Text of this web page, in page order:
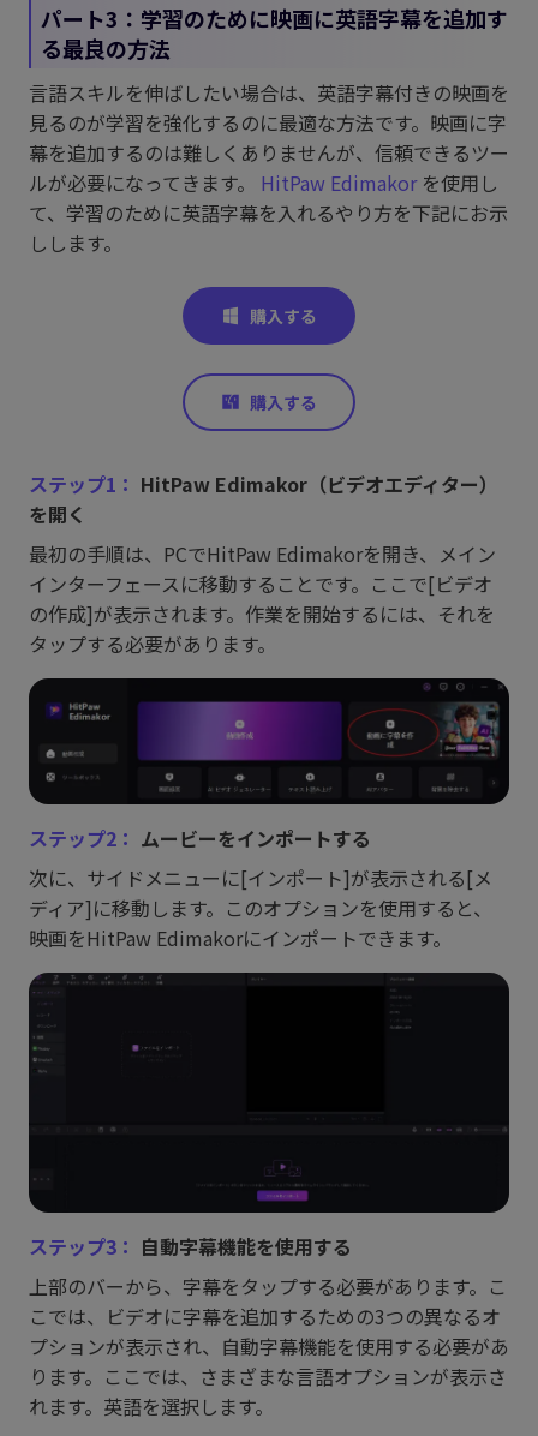
パート3：学習のために映画に英語字幕を追加す
る最良の方法
言語スキルを伸ばしたい場合は、英語字幕付きの映画を
見るのが学習を強化するのに最適な方法です。映画に字
幕を追加するのは難しくありませんが、信頼できるツー
ルが必要になってきます。 HitPaw Edimakor を使用し
て、学習のために英語字幕を入れるやり方を下記にお示
しします。
ステップ1： HitPaw Edimakor（ビデオエディター）
を開く
最初の手順は、PCでHitPaw Edimakorを開き、メイン
インターフェースに移動することです。ここで[ビデオ
の作成]が表示されます。作業を開始するには、それを
タップする必要があります。
ステップ2： ムービーをインポートする
次に、サイドメニューに[インポート]が表示される[メ
ディア]に移動します。このオプションを使用すると、
映画をHitPaw Edimakorにインポートできます。
ステップ3： 自動字幕機能を使用する
上部のバーから、字幕をタップする必要があります。こ
こでは、ビデオに字幕を追加するための3つの異なるオ
プションが表示され、自動字幕機能を使用する必要があ
ります。ここでは、さまざまな言語オプションが表示さ
れます。英語を選択します。